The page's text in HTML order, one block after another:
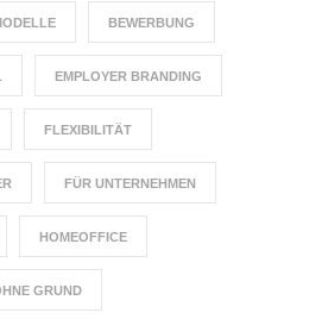
BEWERBUNG
EMPLOYER BRANDING
FLEXIBILITÄT
FÜR UNTERNEHMEN
HOMEOFFICE
GRUND